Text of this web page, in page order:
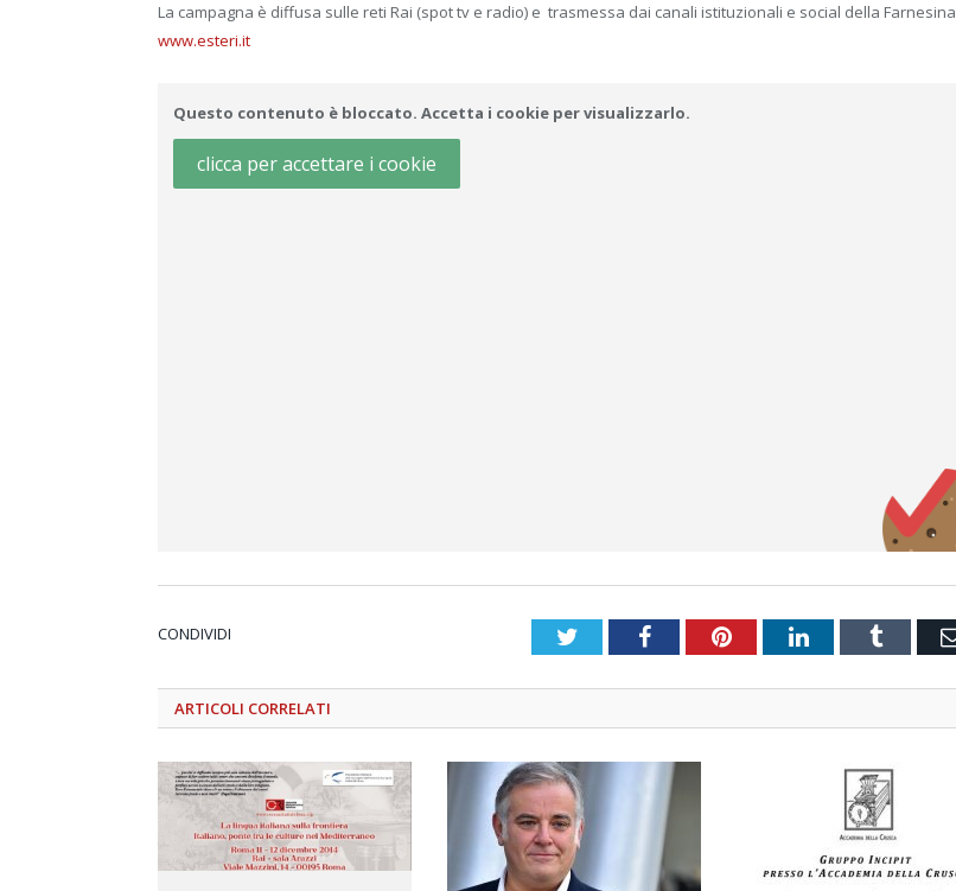
La campagna è diffusa sulle reti Rai (spot tv e radio) e trasmessa dai canali istituzionali e social della Farnesina
www.esteri.it
Questo contenuto è bloccato. Accetta i cookie per visualizzarlo.
clicca per accettare i cookie
CONDIVIDI TwitterFacebookPinterestLinkedInTumblr
ARTICOLI CORRELATI